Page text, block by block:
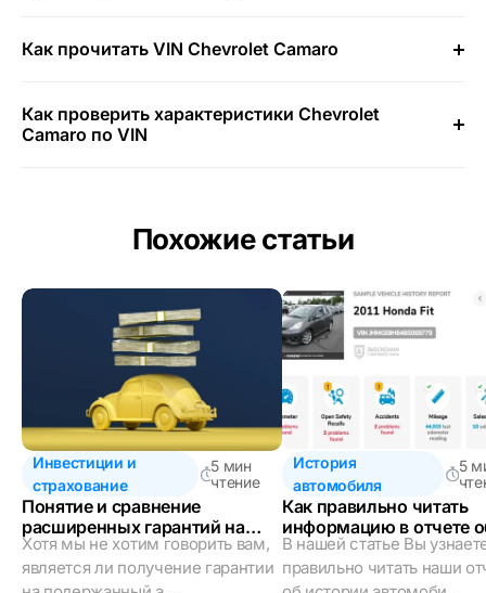
Как прочитать VIN Chevrolet Camaro
Как проверить характеристики Chevrolet
Camaro по VIN
Похожие статьи
Инвестиции и
страхование
5 мин
чтение
Понятие и сравнение
расширенных гарантий на
автомобили
Хотя мы не хотим говорить вам,
является ли получение гарантии
История
автомобиля
5
Как правильно читать
информацию в отчете
истории автомобиля?
В нашей статье Вы
правильно читать наши